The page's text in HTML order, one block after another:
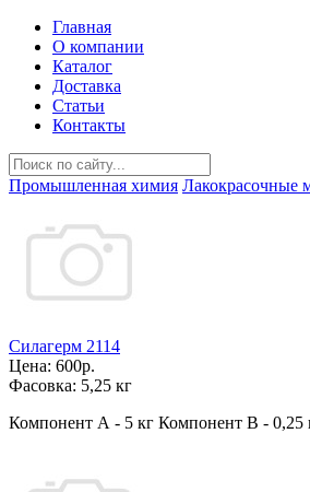
Главная
О компании
Каталог
Доставка
Статьи
Контакты
Промышленная химия Лакокрасочные
Силагерм 2114
Цена: 600р.
Фасовка: 5,25 кг
Компонент А - 5 кг Компонент В - 0,25